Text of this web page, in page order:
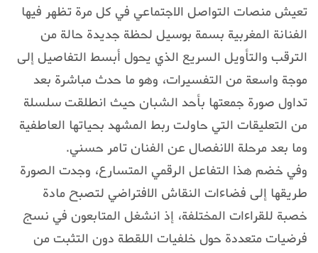
تعيش منصات التواصل الاجتماعي في كل مرة تظهر فيها
الفنانة المغربية بسمة بوسيل لحظة جديدة حالة من
الترقب والتأويل السريع الذي يحول أبسط التفاصيل إلى
موجة واسعة من التفسيرات، وهو ما حدث مباشرة بعد
تداول صورة جمعتها بأحد الشبان حيث انطلقت سلسلة
من التعليقات التي حاولت ربط المشهد بحياتها العاطفية
وما بعد مرحلة الانفصال عن الفنان تامر حسني.
وفي خضم هذا التفاعل الرقمي المتسارع، وجدت الصورة
طريقها إلى فضاءات النقاش الافتراضي لتصبح مادة
خصبة للقراءات المختلفة، إذ انشغل المتابعون في نسج
فرضيات متعددة حول خلفيات اللقطة دون التثبت من